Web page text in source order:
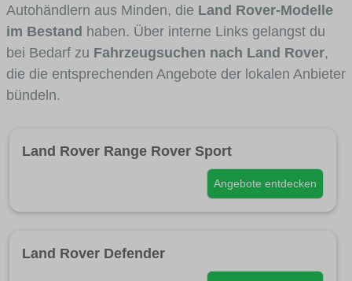
Autohändlern aus Minden, die Land Rover-Modelle
im Bestand haben. Über interne Links gelangst du
bei Bedarf zu Fahrzeugsuchen nach Land Rover,
die die entsprechenden Angebote der lokalen Anbieter
bündeln.
Land Rover Range Rover Sport
Angebote entdecken
Land Rover Defender